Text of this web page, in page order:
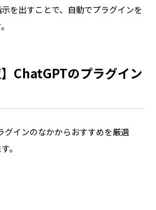
を出すことで、自動でプラグインを
】ChatGPTのプラグイン
グインのなかからおすすめを厳選
。